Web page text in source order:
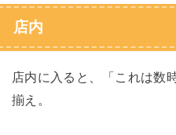
店内
店内に入ると、「これは数
揃え。